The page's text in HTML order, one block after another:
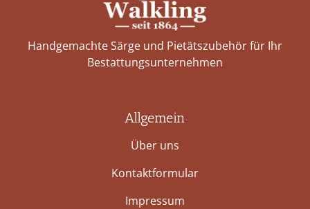
Handgemachte Särge und Pietätszubehör für Ihr
Bestattungs­unternehmen
Allgemein
Über uns
Kontaktformular
Impressum